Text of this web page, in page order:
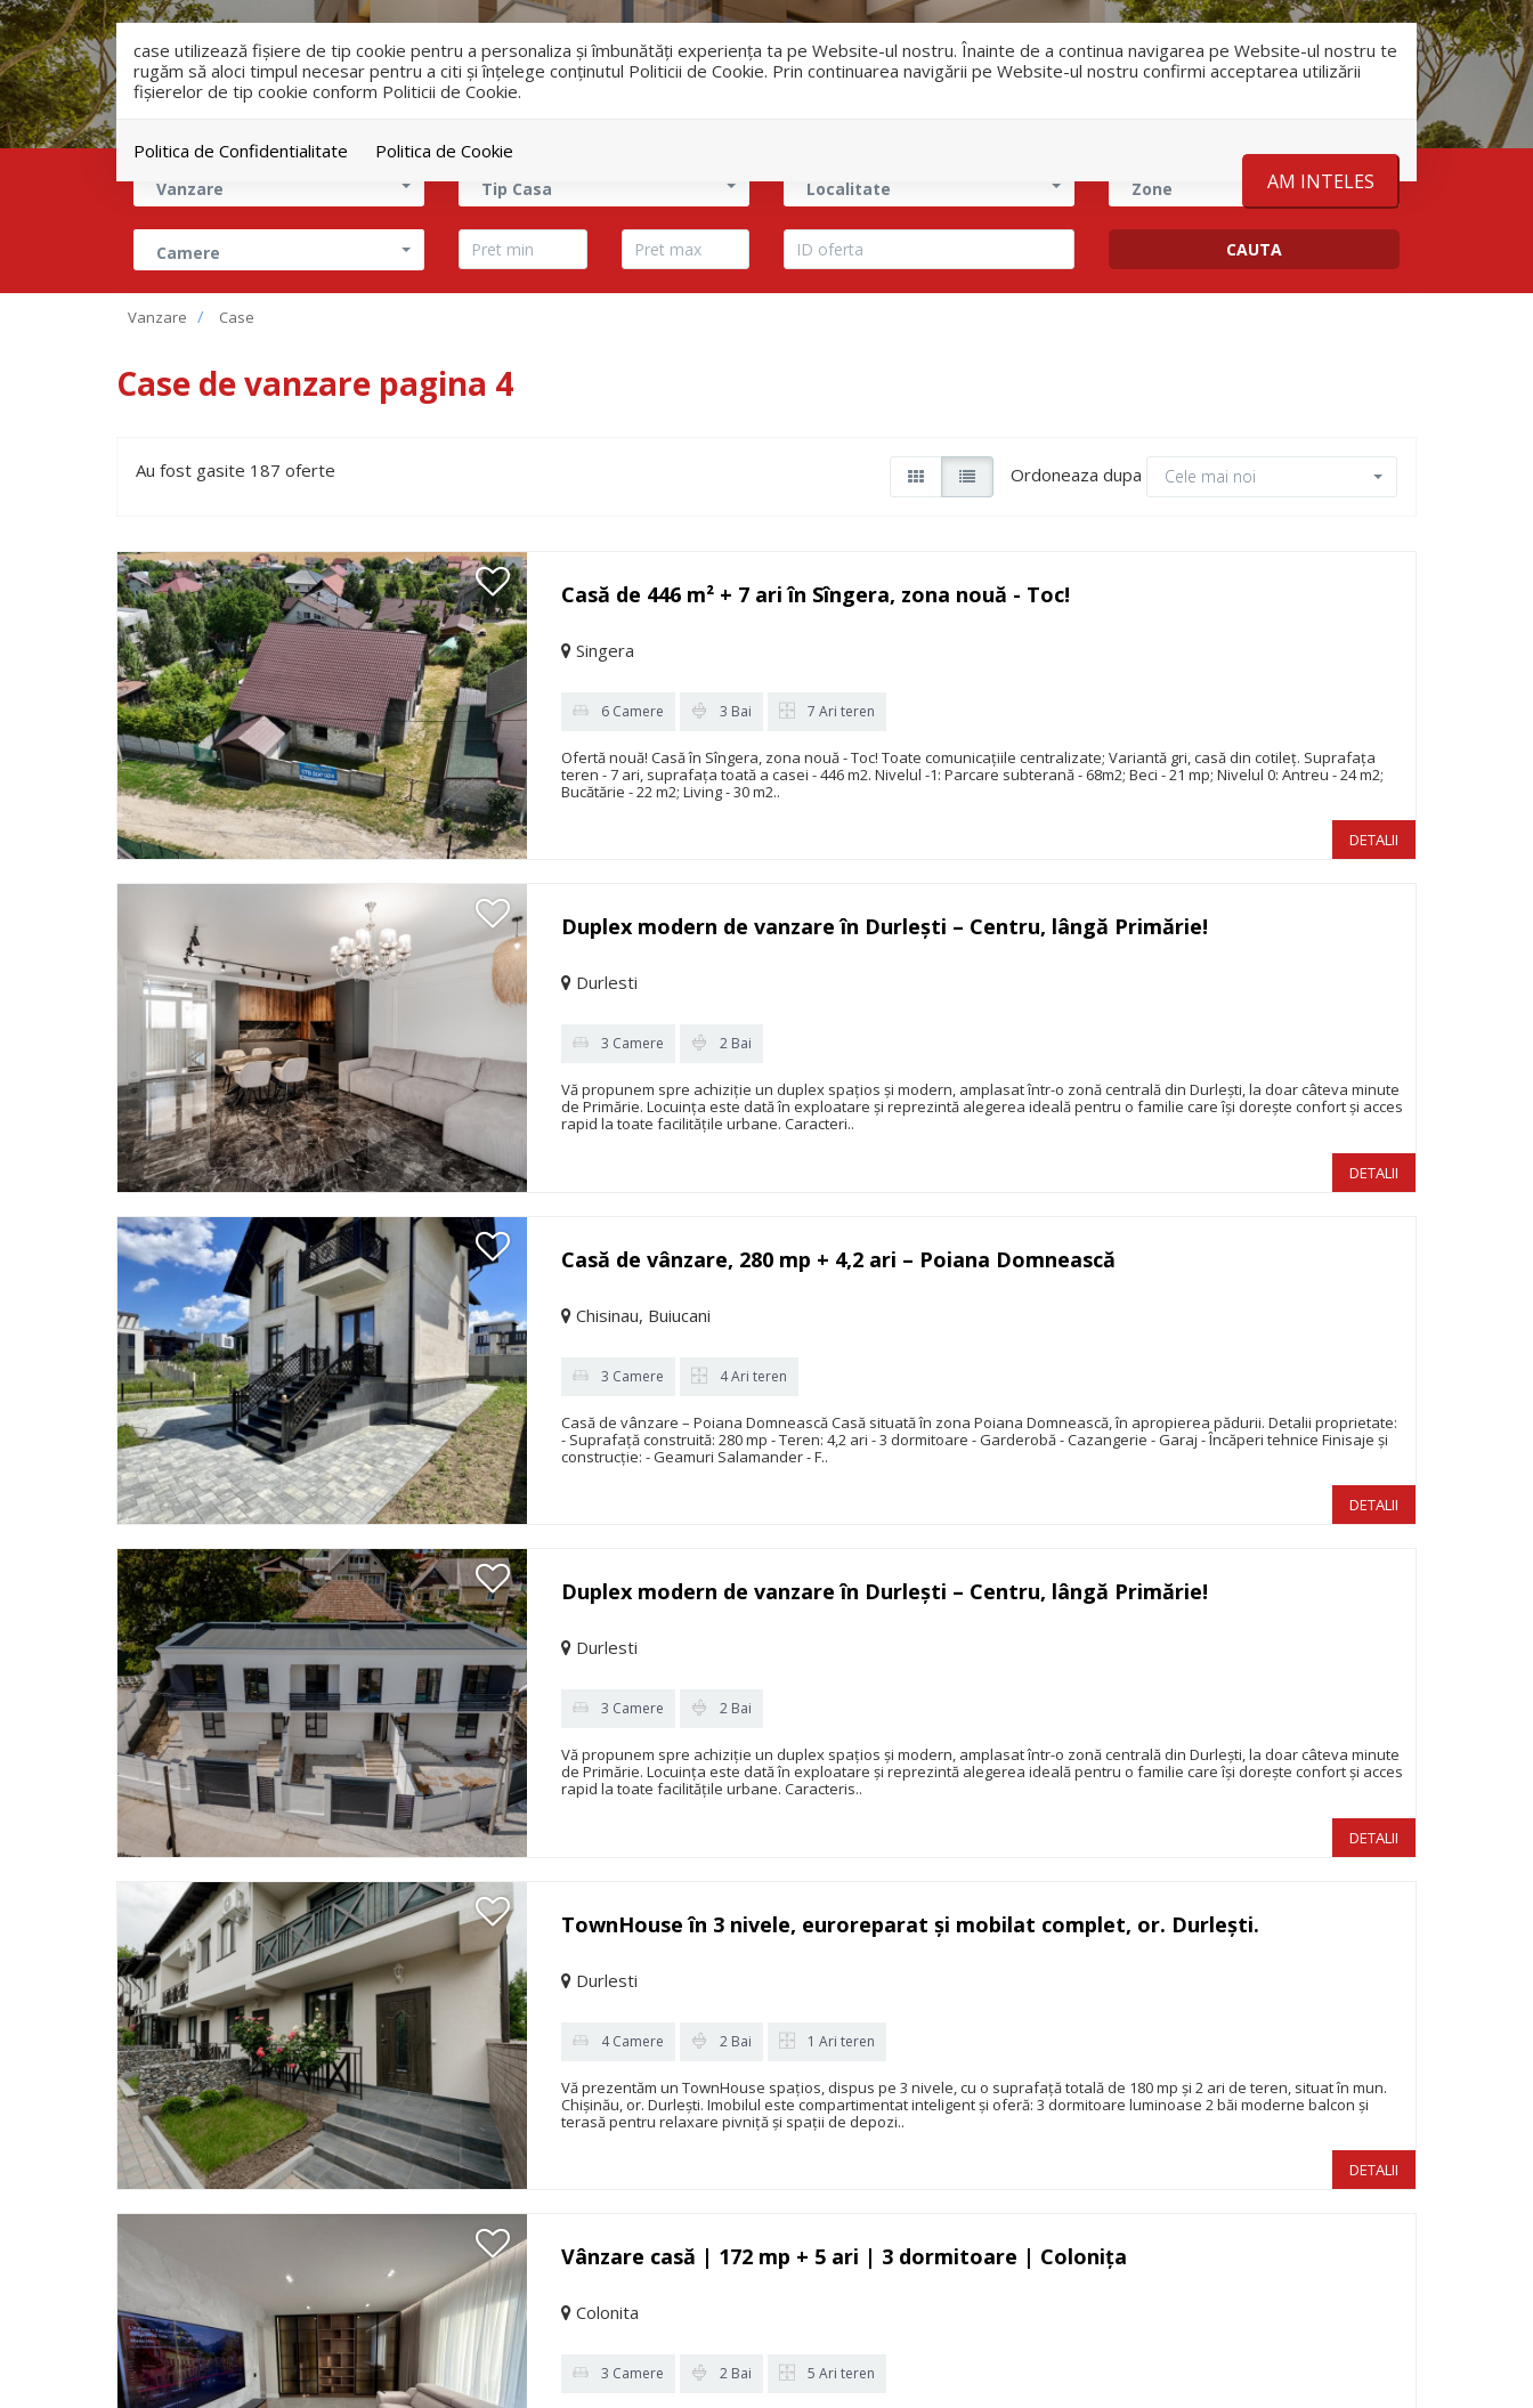
case utilizează fişiere de tip cookie pentru a personaliza și îmbunătăți experiența ta pe Website-ul nostru. Înainte de a continua navigarea pe Website-ul nostru te
rugăm să aloci timpul necesar pentru a citi și înțelege conținutul Politicii de Cookie. Prin continuarea navigării pe Website-ul nostru confirmi acceptarea utilizării
fişierelor de tip cookie conform Politicii de Cookie.
Politica de Confidentialitate Politica de Cookie
AM INTELES
RO RU
info@romanescu.md +37369883878
Vanzare Tip Casa Localitate Zone
Camere
Vanzare Case
Case de vanzare pagina 4
Au fost gasite 187 oferte Ordoneaza dupa Cele mai noi
Casă de 446 m² + 7 ari în Sîngera, zona nouă - Toc!
Singera
6 Camere 3 Bai 7 Ari teren
Ofertă nouă! Casă în Sîngera, zona nouă - Toc! Toate comunicațiile centralizate; Variantă gri, casă din cotileț. Suprafața
teren - 7 ari, suprafața toată a casei - 446 m2. Nivelul -1: Parcare subterană - 68m2; Beci - 21 mp; Nivelul 0: Antreu - 24 m2;
Bucătărie - 22 m2; Living - 30 m2..
DETALII
Duplex modern de vanzare în Durlești – Centru, lângă Primărie!
Durlesti
3 Camere 2 Bai
Vă propunem spre achiziție un duplex spațios și modern, amplasat într-o zonă centrală din Durlești, la doar câteva minute
de Primărie. Locuința este dată în exploatare și reprezintă alegerea ideală pentru o familie care își dorește confort și acces
rapid la toate facilitățile urbane. Caracteri..
DETALII
Casă de vânzare, 280 mp + 4,2 ari – Poiana Domnească
Chisinau, Buiucani
3 Camere 4 Ari teren
Casă de vânzare – Poiana Domnească Casă situată în zona Poiana Domnească, în apropierea pădurii. Detalii proprietate:
- Suprafață construită: 280 mp - Teren: 4,2 ari - 3 dormitoare - Garderobă - Cazangerie - Garaj - Încăperi tehnice Finisaje și
construcție: - Geamuri Salamander - F..
DETALII
Duplex modern de vanzare în Durlești – Centru, lângă Primărie!
Durlesti
3 Camere 2 Bai
Vă propunem spre achiziție un duplex spațios și modern, amplasat într-o zonă centrală din Durlești, la doar câteva minute
de Primărie. Locuința este dată în exploatare și reprezintă alegerea ideală pentru o familie care își dorește confort și acces
rapid la toate facilitățile urbane. Caracteris..
DETALII
TownHouse în 3 nivele, euroreparat și mobilat complet, or. Durlești.
Durlesti
4 Camere 2 Bai 1 Ari teren
Vă prezentăm un TownHouse spațios, dispus pe 3 nivele, cu o suprafață totală de 180 mp și 2 ari de teren, situat în mun.
Chișinău, or. Durlești. Imobilul este compartimentat inteligent și oferă: 3 dormitoare luminoase 2 băi moderne balcon și
terasă pentru relaxare pivniță și spații de depozi..
DETALII
Vânzare casă | 172 mp + 5 ari | 3 dormitoare | Colonița
Colonita
3 Camere 2 Bai 5 Ari teren